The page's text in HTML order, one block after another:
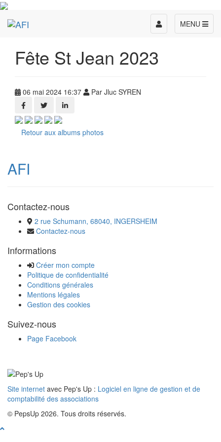
MENU
Toggle
navigation
Fête St Jean 2023
06 mai 2024 16:37 Par Jluc SYREN
Retour aux albums photos
AFI
Contactez-nous
2 rue Schumann, 68040, INGERSHEIM
Contactez-nous
Informations
Créer mon compte
Politique de confidentialité
Conditions générales
Mentions légales
Gestion des cookies
Suivez-nous
Page Facebook
Site internet avec Pep's Up : Logiciel en ligne de gestion et de
comptabilité des associations
© PepsUp 2026. Tous droits réservés.